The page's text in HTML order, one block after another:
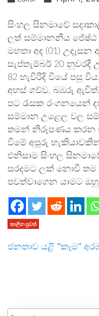
සිංහල සිනමාවේ
ලත් සම්මානනීය ජේෂ්ඨ
මහතා අද (01) උදෑසන
සැප්තැම්බර් 20 නුවරදී
82 හැවිරිදි වියේ පසු
අහස් ගව්ව, බඹරු
පට රැසක රංගනයෙන්
සම්මාන උළෙල වල
තමන් නිරූපණය කරන
වීමේ අපූරු
එනිසාම සිංහල
සරදමට ලක් නොවී තම
පවත්වාගෙන යාමට
කාලීන පුවත්
ජනතාව යළි “කෑම”